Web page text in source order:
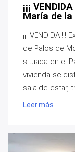
¡¡¡
María de
¡¡¡ VENDIDA
de Palos de
situada en el
vivienda se
sala de estar,
Leer más